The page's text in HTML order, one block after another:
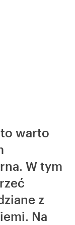
warto
W tym
z
Na